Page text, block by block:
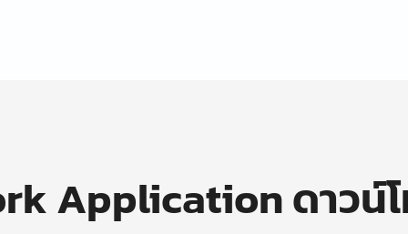
Application ดาวน์